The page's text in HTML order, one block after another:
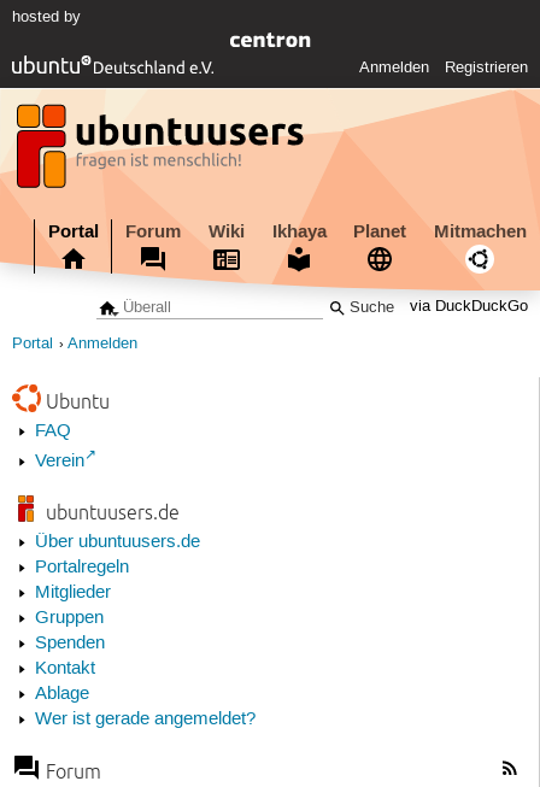
hosted by
Anmelden Registrieren
Portal Forum Wiki Ikhaya Planet Mitmachen
via DuckDuckGo
Portal Anmelden
Ubuntu
FAQ
Verein
ubuntuusers.de
Über ubuntuusers.de
Portalregeln
Mitglieder
Gruppen
Spenden
Kontakt
Ablage
Wer ist gerade angemeldet?
Forum